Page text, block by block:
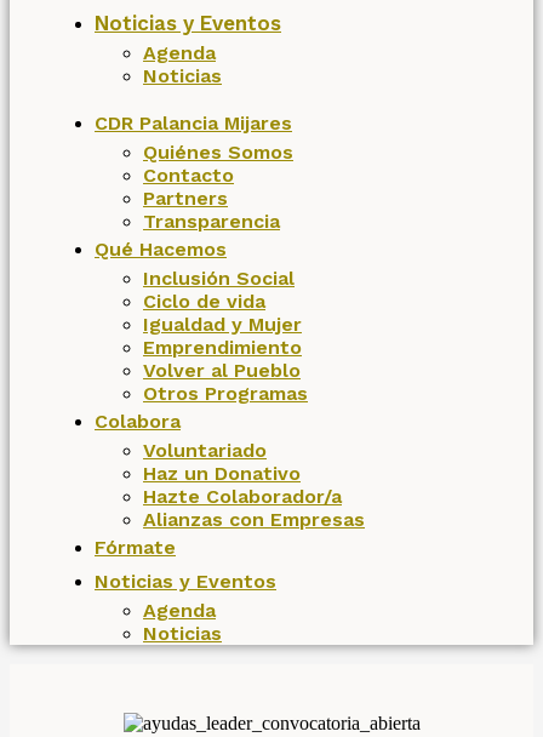
Noticias y Eventos
Agenda
Noticias
CDR Palancia Mijares
Quiénes Somos
Contacto
Partners
Transparencia
Qué Hacemos
Inclusión Social
Ciclo de vida
Igualdad y Mujer
Emprendimiento
Volver al Pueblo
Otros Programas
Colabora
Voluntariado
Haz un Donativo
Hazte Colaborador/a
Alianzas con Empresas
Fórmate
Noticias y Eventos
Agenda
Noticias